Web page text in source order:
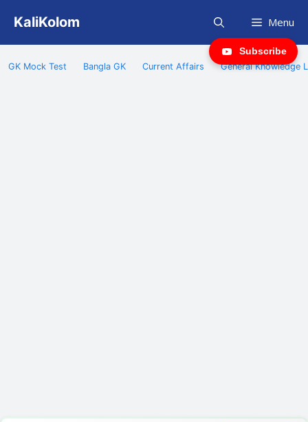
content
KaliKolom Menu
GK Mock Test Bangla GK Current Affairs General Knowledge
Subscribe